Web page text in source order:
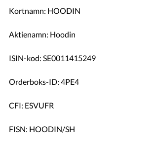
Kortnamn: HOODIN
Aktienamn: Hoodin
ISIN-kod: SE0011415249
Orderboks-ID: 4PE4
CFI: ESVUFR
FISN: HOODIN/SH